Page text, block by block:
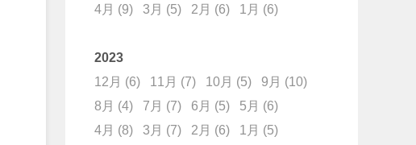
4月 (9) 3月 (5) 2月 (6) 1月 (6)
2023
12月 (6) 11月 (7) 10月 (5) 9月 (10)
8月 (4) 7月 (7) 6月 (5) 5月 (6)
4月 (8) 3月 (7) 2月 (6) 1月 (5)